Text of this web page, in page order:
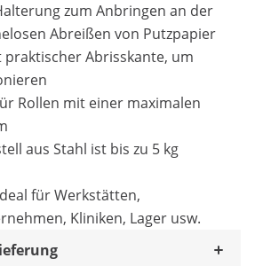
zum Anbringen an der
Abreißen von Putzpapier
praktischer Abrisskante, um
Rollen mit einer maximalen
aus Stahl ist bis zu 5 kg
für Werkstätten,
Kliniken, Lager usw.